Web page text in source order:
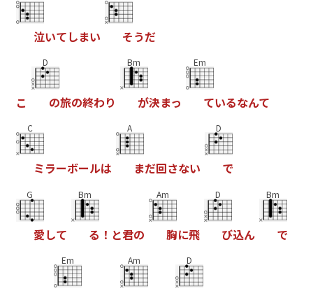
泣いてしまい そうだ
こ
D
の旅の終わり
Bm
が決まっ
Em
ているなんて
C
ミラーボールは
A
まだ回さない
D
で
G
愛して
Bm
る ！ と君の
Am
胸に飛
D
び込ん
Bm
で
Em Am D